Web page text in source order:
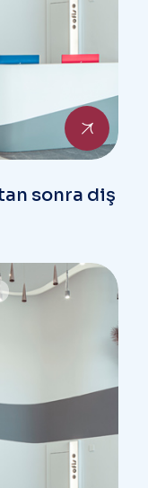
sonra diş